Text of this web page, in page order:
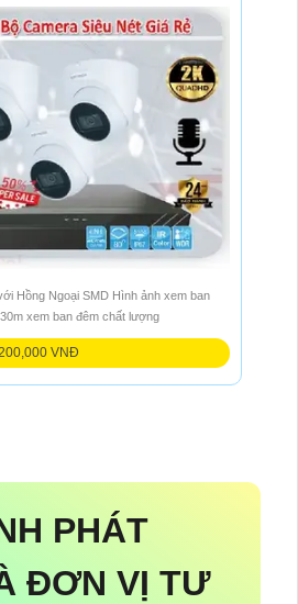
Hồng Ngoại SMD Hình ảnh xem ban
xem ban đêm chất lượng
VNĐ
PHÁT
ĐƠN VỊ TƯ